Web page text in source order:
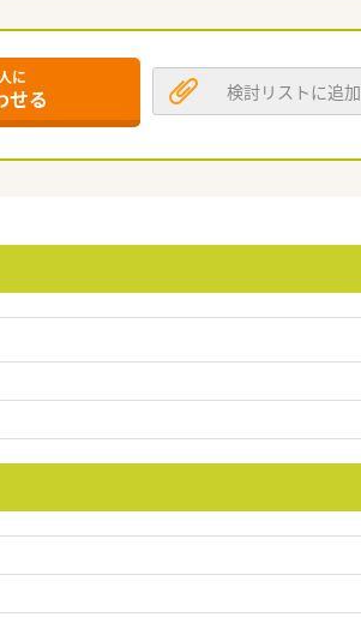
に
せる 検討リストに追加